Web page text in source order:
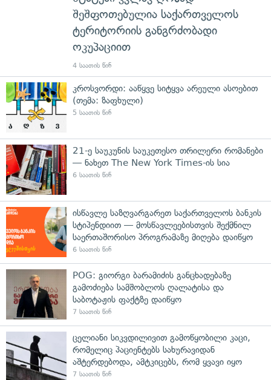
შეშფოთებულია საქართველოს
ტერიტორიის განგრძობადი
ოკუპაციით
4 საათის წინ
კროსვორდი: ააწყვე სიტყვა არეული ასოებით
(თემა: ზაფხული)
5 საათის წინ
21-ე საუკუნის საუკეთესო თრილერი რომანები
— ნახეთ The New York Times-ის სია
6 საათის წინ
ისწავლე საზღვარგარეთ საქართველოს ბანკის
სტიპენდიით — მოსწავლეებისთვის შექმნილ
საერთაშორისო პროგრამაზე მიღება დაიწყო
6 საათის წინ
POG: გიორგი ბარამიძის განცხადებაზე
გამოძიება სამშობლოს ღალატისა და
საბოტაჟის ფაქტზე დაიწყო
7 საათის წინ
ცელიანი სიკვდილივით გამოწყობილი კაცი,
რომელიც პაციენტებს სახურავიდან
აშტერდებოდა, ამტკიცებს, რომ ყვავი იყო
7 საათის წინ